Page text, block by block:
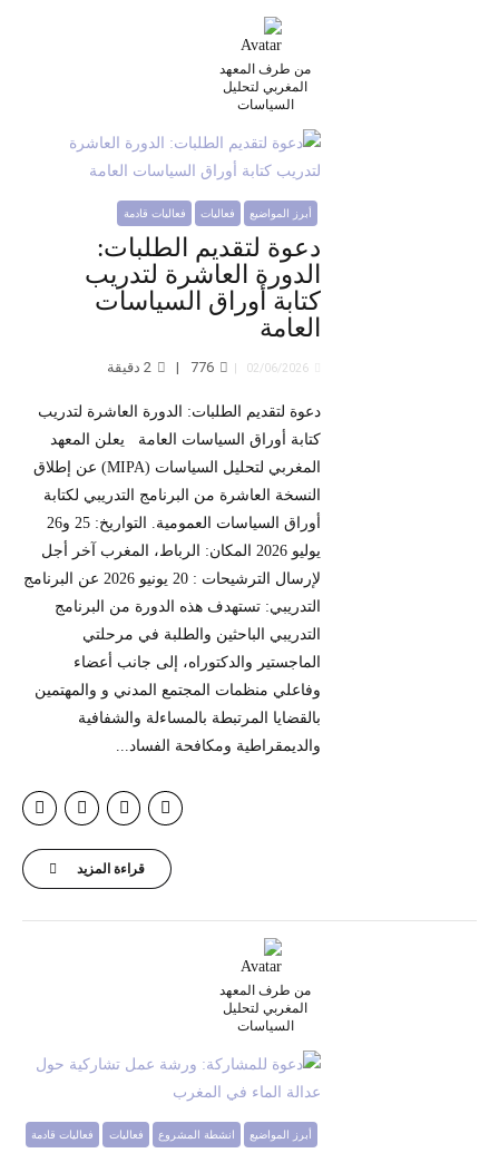
من طرف المعهد
المغربي لتحليل
السياسات
أبرز المواضيع فعاليات فعاليات قادمة
دعوة لتقديم الطلبات:
الدورة العاشرة لتدريب
كتابة أوراق السياسات
العامة
02/06/2026
776
2دقيقة
دعوة لتقديم الطلبات: الدورة العاشرة لتدريب
كتابة أوراق السياسات العامة يعلن المعهد
المغربي لتحليل السياسات (MIPA) عن إطلاق
النسخة العاشرة من البرنامج التدريبي لكتابة
أوراق السياسات العمومية. التواريخ: 25 و26
يوليو 2026 المكان: الرباط، المغرب آخر أجل
لإرسال الترشيحات : 20 يونيو 2026 عن البرنامج
التدريبي: تستهدف هذه الدورة من البرنامج
التدريبي الباحثين والطلبة في مرحلتي
الماجستير والدكتوراه، إلى جانب أعضاء
وفاعلي منظمات المجتمع المدني و والمهتمين
بالقضايا المرتبطة بالمساءلة والشفافية
والديمقراطية ومكافحة الفساد...
قراءة المزيد
من طرف المعهد
المغربي لتحليل
السياسات
أبرز المواضيع انشطة المشروع فعاليات فعاليات قادمة